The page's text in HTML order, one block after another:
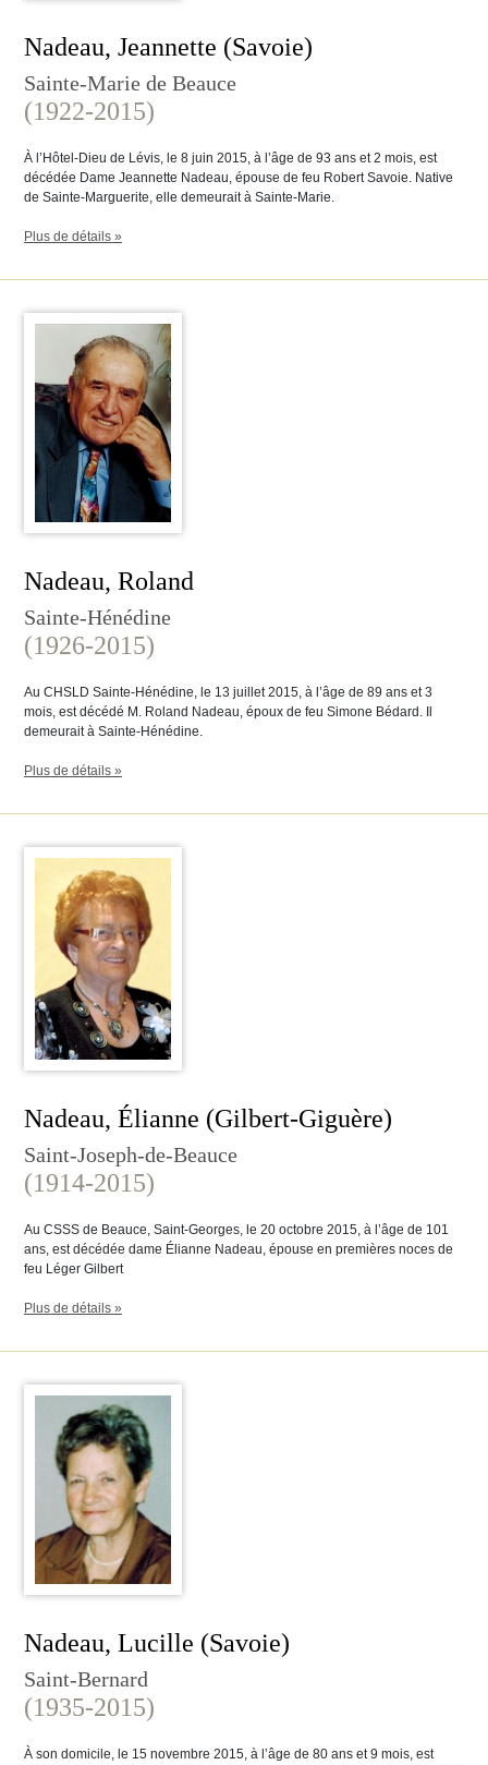
Nadeau, Jeannette (Savoie)
Sainte-Marie de Beauce
(1922-2015)
À l’Hôtel-Dieu de Lévis, le 8 juin 2015, à l’âge de 93 ans et 2 mois, est
décédée Dame Jeannette Nadeau, épouse de feu Robert Savoie. Native
de Sainte-Marguerite, elle demeurait à Sainte-Marie.
Plus de détails »
Nadeau, Roland
Sainte-Hénédine
(1926-2015)
Au CHSLD Sainte-Hénédine, le 13 juillet 2015, à l’âge de 89 ans et 3
mois, est décédé M. Roland Nadeau, époux de feu Simone Bédard. Il
demeurait à Sainte-Hénédine.
Plus de détails »
Nadeau, Élianne (Gilbert-Giguère)
Saint-Joseph-de-Beauce
(1914-2015)
Au CSSS de Beauce, Saint-Georges, le 20 octobre 2015, à l’âge de 101
ans, est décédée dame Élianne Nadeau, épouse en premières noces de
feu Léger Gilbert
Plus de détails »
Nadeau, Lucille (Savoie)
Saint-Bernard
(1935-2015)
À son domicile, le 15 novembre 2015, à l’âge de 80 ans et 9 mois, est